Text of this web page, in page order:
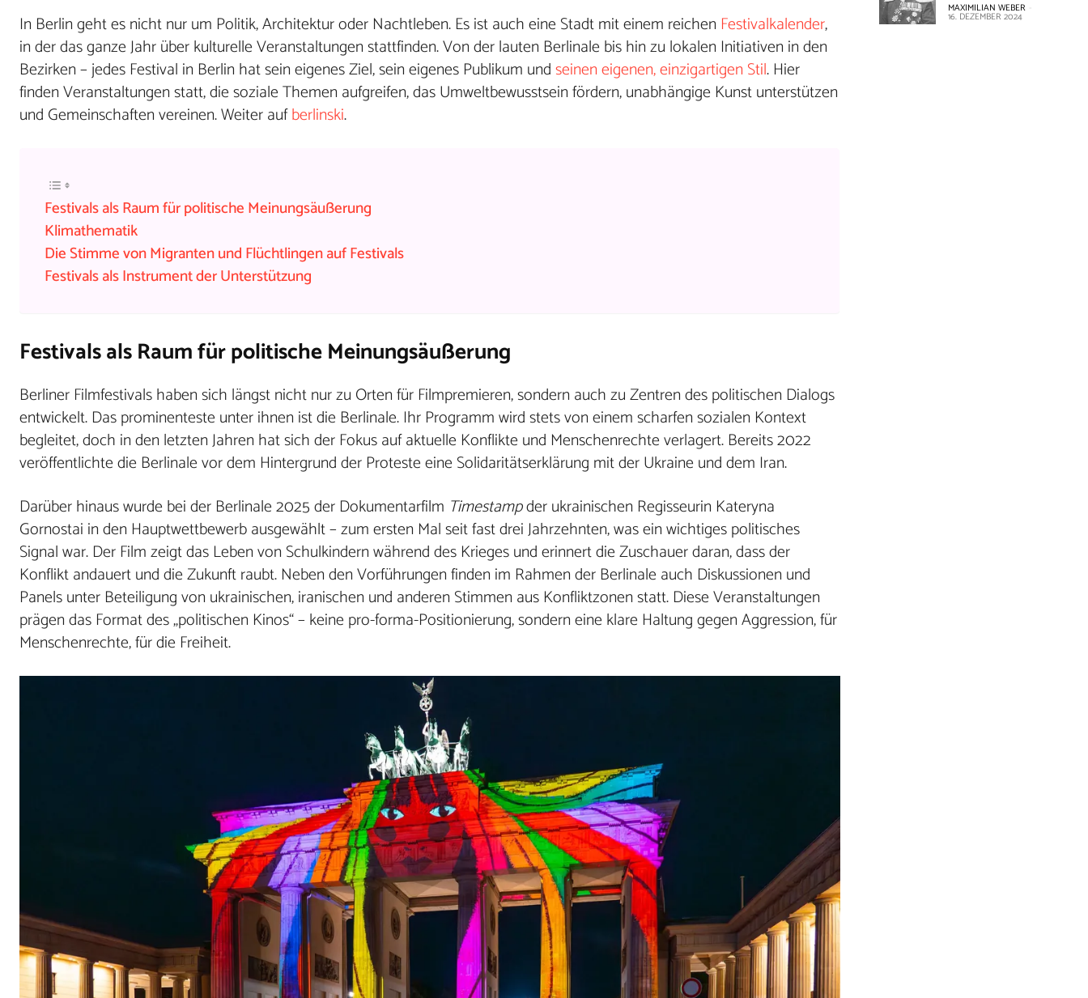
In Berlin geht es nicht nur um Politik, Architektur oder Nachtleben. Es ist auch eine Stadt mit einem reichen Festivalkalender,
in der das ganze Jahr über kulturelle Veranstaltungen stattfinden. Von der lauten Berlinale bis hin zu lokalen Initiativen in den
Bezirken – jedes Festival in Berlin hat sein eigenes Ziel, sein eigenes Publikum undseinen eigenen, einzigartigen Stil. Hier
finden Veranstaltungen statt, die soziale Themen aufgreifen, das Umweltbewusstsein fördern, unabhängige Kunst unterstützen
und Gemeinschaften vereinen. Weiter aufberlinski.
Festivals als Raum für politische Meinungsäußerung
Klimathematik
Die Stimme von Migranten und Flüchtlingen auf Festivals
Festivals als Instrument der Unterstützung
Festivals als Raum für politische Meinungsäußerung
Berliner Filmfestivals haben sich längst nicht nur zu Orten für Filmpremieren, sondern auch zu Zentren des politischen Dialogs
entwickelt. Das prominenteste unter ihnen ist die Berlinale. Ihr Programm wird stets von einem scharfen sozialen Kontext
begleitet, doch in den letzten Jahren hat sich der Fokus auf aktuelle Konflikte und Menschenrechte verlagert. Bereits 2022
veröffentlichte die Berlinale vor dem Hintergrund der Proteste eine Solidaritätserklärung mit der Ukraine und dem Iran.
Darüber hinaus wurde bei der Berlinale 2025 der Dokumentarfilm Timestampder ukrainischen Regisseurin Kateryna
Gornostai in den Hauptwettbewerb ausgewählt – zum ersten Mal seit fast drei Jahrzehnten, was ein wichtiges politisches
Signal war. Der Film zeigt das Leben von Schulkindern während des Krieges und erinnert die Zuschauer daran, dass der
Konflikt andauert und die Zukunft raubt. Neben den Vorführungen finden im Rahmen der Berlinale auch Diskussionen und
Panels unter Beteiligung von ukrainischen, iranischen und anderen Stimmen aus Konfliktzonen statt. Diese Veranstaltungen
prägen das Format des „politischen Kinos“ – keine pro-forma-Positionierung, sondern eine klare Haltung gegen Aggression, für
Menschenrechte, für die Freiheit.
MAXIMILIAN WEBER
16. DEZEMBER 2024